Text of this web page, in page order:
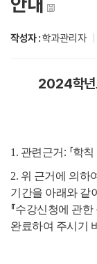
작성자 :학과관리자
2024학
1. 관련근거 : 「학칙
2. 위 근거에 의하
기간을 아래와 같
『수강신청에 관한
완료하여 주시기